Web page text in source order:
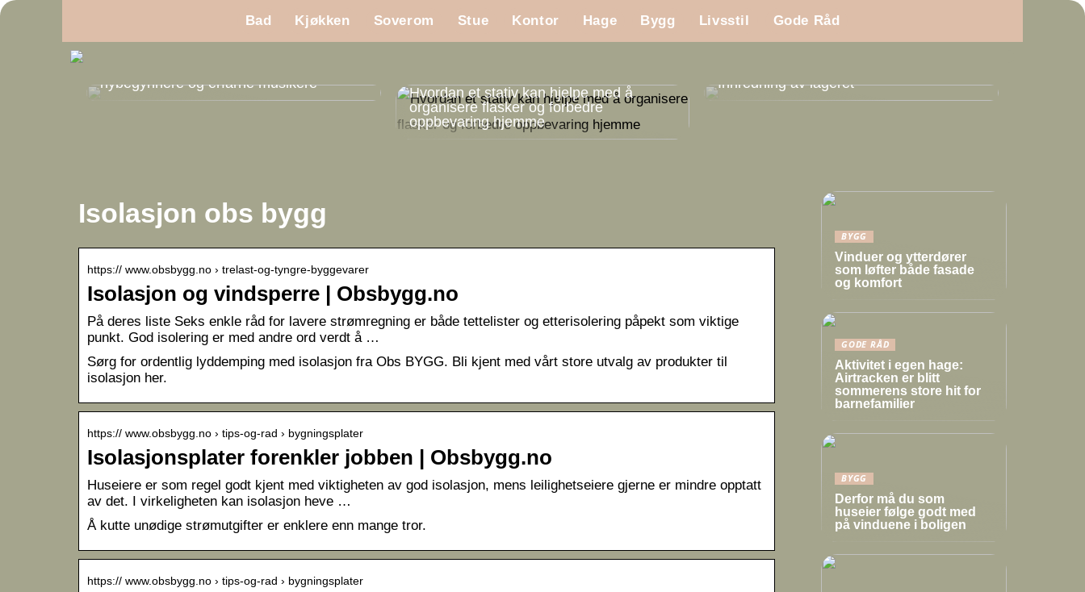
Bad Kjøkken Soverom Stue Kontor Hage Bygg Livsstil Gode Råd
nybegynnere og erfarne musikere
Hvordan et stativ kan hjelpe med å
organisere flasker og forbedre
oppbevaring hjemme
Innredning av lageret
Isolasjon obs bygg
https:// www.obsbygg.no › trelast-og-tyngre-byggevarer
Isolasjon og vindsperre | Obsbygg.no
På deres liste Seks enkle råd for lavere strømregning er både tettelister og etterisolering påpekt som viktige
punkt. God isolering er med andre ord verdt å …
Sørg for ordentlig lyddemping med isolasjon fra Obs BYGG. Bli kjent med vårt store utvalg av produkter til
isolasjon her.
https:// www.obsbygg.no › tips-og-rad › bygningsplater
Isolasjonsplater forenkler jobben | Obsbygg.no
Huseiere er som regel godt kjent med viktigheten av god isolasjon, mens leilighetseiere gjerne er mindre opptatt
av det. I virkeligheten kan isolasjon heve …
Å kutte unødige strømutgifter er enklere enn mange tror.
https:// www.obsbygg.no › tips-og-rad › bygningsplater
BYGG
Vinduer og ytterdører
som løfter både fasade
og komfort
GODE RÅD
Aktivitet i egen hage:
Airtracken er blitt
sommerens store hit for
barnefamilier
BYGG
Derfor må du som
huseier følge godt med
på vinduene i boligen